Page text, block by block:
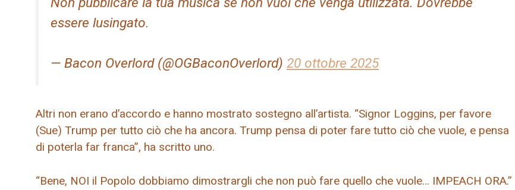
essere lusingato.
— Bacon Overlord (@OGBaconOverlord) 20 ottobre 2025
Altri non erano d’accordo e hanno mostrato sostegno all’artista. “Signor Loggins, per favore
(Sue) Trump per tutto ciò che ha ancora. Trump pensa di poter fare tutto ciò che vuole, e pensa
di poterla far franca”, ha scritto uno.
“Bene, NOI il Popolo dobbiamo dimostrargli che non può fare quello che vuole… IMPEACH ORA.”